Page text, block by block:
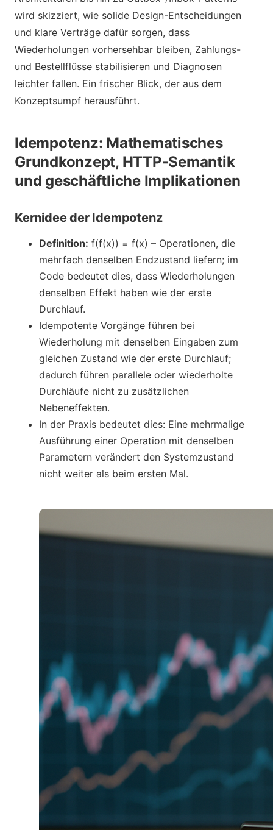
wird skizziert, wie solide Design-Entscheidungen
und klare Verträge dafür sorgen, dass
Wiederholungen vorhersehbar bleiben, Zahlungs-
und Bestellflüsse stabilisieren und Diagnosen
leichter fallen. Ein frischer Blick, der aus dem
Konzeptsumpf herausführt.
Idempotenz: Mathematisches
Grundkonzept, HTTP-Semantik
und geschäftliche Implikationen
Kernidee der Idempotenz
Definition: f(f(x)) = f(x) – Operationen, die
mehrfach denselben Endzustand liefern; im
Code bedeutet dies, dass Wiederholungen
denselben Effekt haben wie der erste
Durchlauf.
Idempotente Vorgänge führen bei
Wiederholung mit denselben Eingaben zum
gleichen Zustand wie der erste Durchlauf;
dadurch führen parallele oder wiederholte
Durchläufe nicht zu zusätzlichen
Nebeneffekten.
In der Praxis bedeutet dies: Eine mehrmalige
Ausführung einer Operation mit denselben
Parametern verändert den Systemzustand
nicht weiter als beim ersten Mal.